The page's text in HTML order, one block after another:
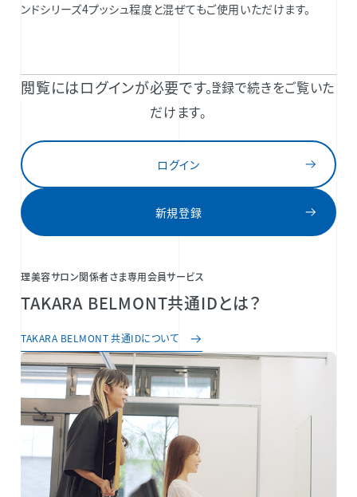
ンドシリーズ4プッシュ程度と混ぜてもご使用いただけます。
閲覧にはログインが必要です。
TAKARA BELMONT 共通IDのご登録で続きをご覧いた
だけます。
ログイン
新規登録
理美容サロン関係者さま専用会員サービス
TAKARA BELMONT共通IDとは？
TAKARA BELMONT 共通IDについて